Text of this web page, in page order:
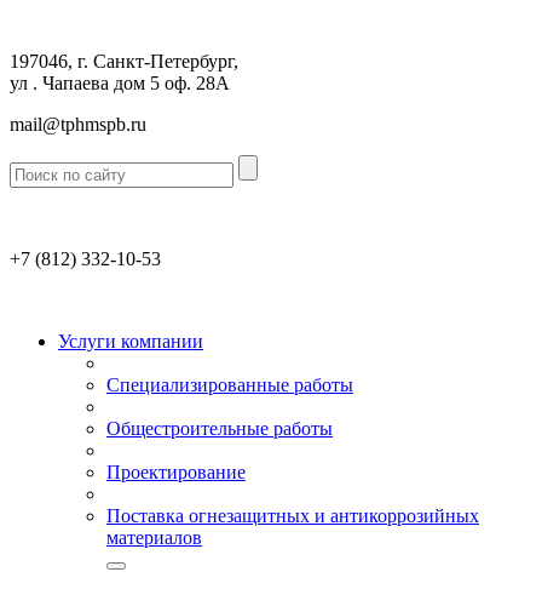
197046, г. Санкт-Петербург,
ул . Чапаева дом 5 оф. 28А
mail@tphmspb.ru
+7 (812) 332-10-53
Услуги компании
Специализированные работы
Общестроительные работы
Проектирование
Поставка огнезащитных и антикоррозийных
материалов